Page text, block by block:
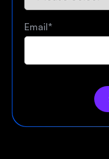
Email*